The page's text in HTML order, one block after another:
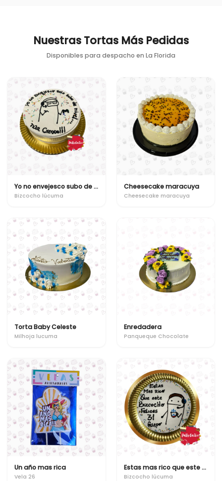
Nuestras Tortas Más Pedidas
Disponibles para despacho en La Florida
Yo no envejesco subo de nivel
Bizcocho lúcuma
Cheesecake maracuya
Cheesecake maracuya
Torta Baby Celeste
Milhoja lucuma
Enredadera
Panqueque Chocolate
Un año mas rica
Vela 26
Estas mas rico que este bizcocho
Bizcocho lúcuma